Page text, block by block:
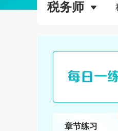
税务师
章节练习